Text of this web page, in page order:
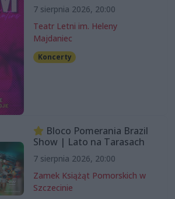
7 sierpnia 2026, 20:00
Teatr Letni im. Heleny
Majdaniec
Koncerty
Bloco Pomerania Brazil
Show | Lato na Tarasach
7 sierpnia 2026, 20:00
Zamek Książąt Pomorskich w
Szczecinie